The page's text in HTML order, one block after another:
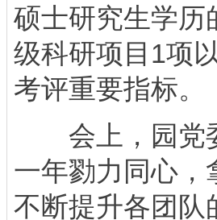
硕士研究生学历
级科研项目1项
考评重要指标。
会上，园党委
一年勠力同心，
不断提升各团队